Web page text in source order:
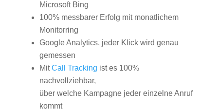
Microsoft Bing
100% messbarer Erfolg mit monatlichem
Monitorring
Google Analytics, jeder Klick wird genau
gemessen
MitCall Tracking ist es 100%
nachvollziehbar,
über welche Kampagne jeder einzelne Anruf
kommt